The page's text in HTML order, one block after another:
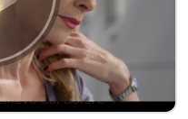
dal dolore" />